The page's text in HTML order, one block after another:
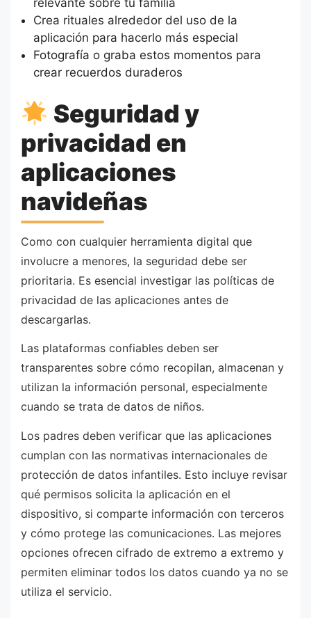
Crea rituales alrededor del uso de la
aplicación para hacerlo más especial
Fotografía o graba estos momentos para
crear recuerdos duraderos
Seguridad y
privacidad en
aplicaciones
navideñas
Como con cualquier herramienta digital que
involucre a menores, la seguridad debe ser
prioritaria. Es esencial investigar las políticas de
privacidad de las aplicaciones antes de
descargarlas.
Las plataformas confiables deben ser
transparentes sobre cómo recopilan, almacenan y
utilizan la información personal, especialmente
cuando se trata de datos de niños.
Los padres deben verificar que las aplicaciones
cumplan con las normativas internacionales de
protección de datos infantiles. Esto incluye revisar
qué permisos solicita la aplicación en el
dispositivo, si comparte información con terceros
y cómo protege las comunicaciones. Las mejores
opciones ofrecen cifrado de extremo a extremo y
permiten eliminar todos los datos cuando ya no se
utiliza el servicio.